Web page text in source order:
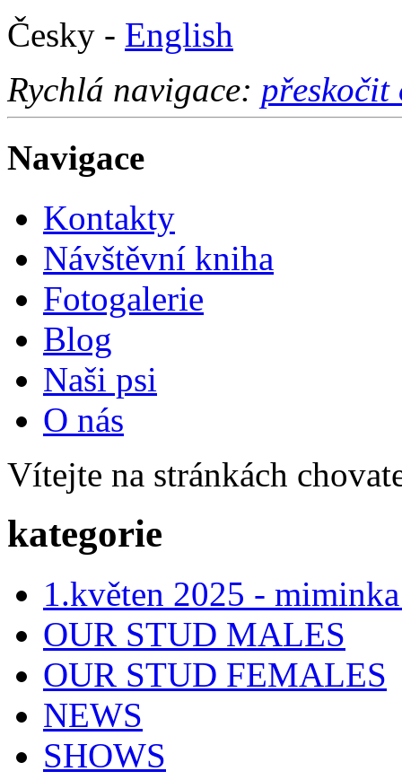
Česky - English
Rychlá navigace: přeskočit
Navigace
Kontakty
Návštěvní kniha
Fotogalerie
Blog
Naši psi
O nás
Vítejte na stránkách
kategorie
1.květen 2025 -
OUR STUD MALES
OUR STUD FEMALES
NEWS
SHOWS